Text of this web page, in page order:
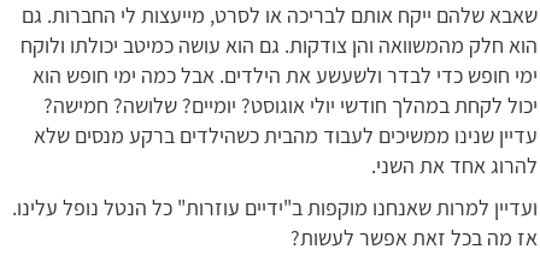
שאבא שלהם ייקח אותם לבריכה או לסרט, מייעצות לי החברות. גם
הוא חלק מהמשוואה והן צודקות. גם הוא עושה כמיטב יכולתו ולוקח
ימי חופש כדי לבדר ולשעשע את הילדים. אבל כמה ימי חופש הוא
יכול לקחת במהלך חודשי יולי אוגוסט? יומיים? שלושה? חמישה?
עדיין שנינו ממשיכים לעבוד מהבית כשהילדים ברקע מנסים שלא
להרוג אחד את השני.
ועדיין למרות שאנחנו מוקפות ב"ידיים עוזרות" כל הנטל נופל עלינו.
אז מה בכל זאת אפשר לעשות?